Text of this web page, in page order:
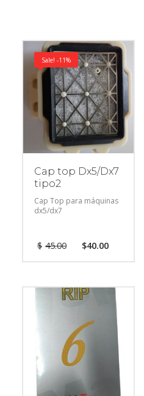
Sale! -11%
Cap top Dx5/Dx7
tipo2
Cap Top para máquinas
dx5/dx7
$ 45.00 $40.00